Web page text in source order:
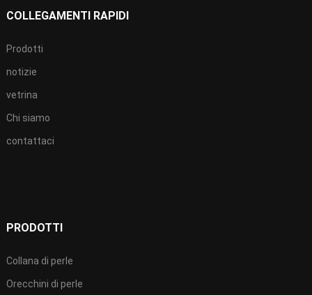
COLLEGAMENTI RAPIDI
Prodotti
notizie
vetrina
Chi siamo
contattaci
PRODOTTI
Collana di perle
Orecchini di perle